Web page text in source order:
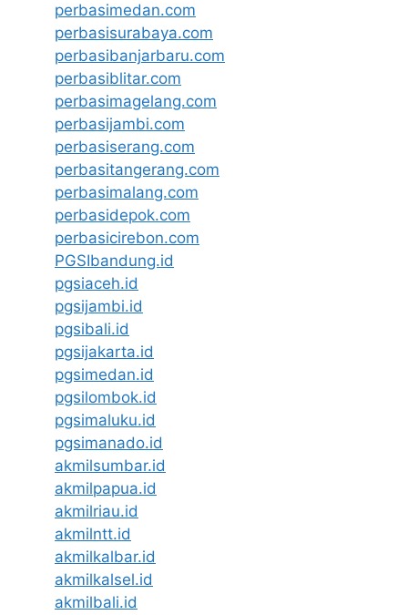
perbasimedan.com
perbasisurabaya.com
perbasibanjarbaru.com
perbasiblitar.com
perbasimagelang.com
perbasijambi.com
perbasiserang.com
perbasitangerang.com
perbasimalang.com
perbasidepok.com
perbasicirebon.com
PGSIbandung.id
pgsiaceh.id
pgsijambi.id
pgsibali.id
pgsijakarta.id
pgsimedan.id
pgsilombok.id
pgsimaluku.id
pgsimanado.id
akmilsumbar.id
akmilpapua.id
akmilriau.id
akmilntt.id
akmilkalbar.id
akmilkalsel.id
akmilbali.id